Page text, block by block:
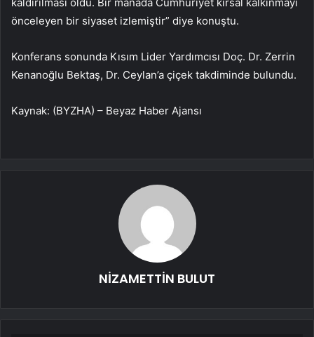
kaldırılması oldu. Bir manada Cumhuriyet kırsal kalkınmayı
önceleyen bir siyaset izlemiştir” diye konuştu.
Konferans sonunda Kısım Lider Yardımcısı Doç. Dr. Zerrin
Kenanoğlu Bektaş, Dr. Ceylan’a çiçek takdiminde bulundu.
Kaynak: (BYZHA) – Beyaz Haber Ajansı
NİZAMETTİN BULUT